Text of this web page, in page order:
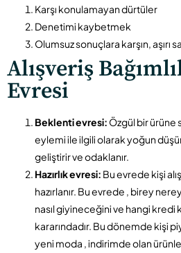
Karşı konulamayan dürtüler
Denetimi kaybetmek
Olumsuz sonuçlara karşın, aşırı
Alışveriş
Evresi
Beklenti evresi: Özgül bir ürüne
eylemi ile ilgili olarak yoğun
geliştirir ve odaklanır.
Hazırlık evresi: Bu evrede kişi
hazırlanır. Bu evrede , birey
nasıl giyineceğini ve hangi kredi
kararındadır. Bu dönemde kişi
yeni moda , indirimde olan ürünler